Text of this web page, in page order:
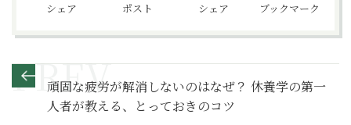
シェア ポスト シェア ブックマーク
頑固な疲労が解消しないのはなぜ？ 休養学の第一
人者が教える、とっておきのコツ